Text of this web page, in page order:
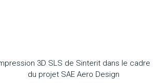
3D SLS de Sinterit dans le cadre
du projet SAE Aero Design